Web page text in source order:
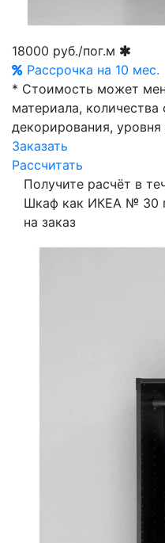
18000 руб./пог.м
Рассрочка на 10 мес.
* Стоимость может
материала,
декорирования,
Заказать
Рассчитать
Получите расчёт в
Шкаф как ИКЕА № 30
на заказ